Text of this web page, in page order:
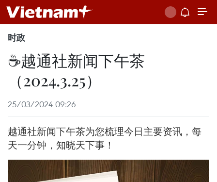
时政
☕️越通社新闻下午茶
（2024.3.25）
25/03/2024 09:26
越通社新闻下午茶为您梳理今日主要资讯，每
天一分钟，知晓天下事！